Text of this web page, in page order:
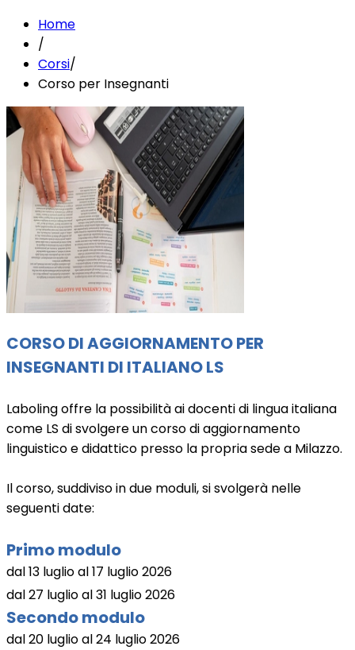
Home
/
Corsi/
Corso per Insegnanti
CORSO DI AGGIORNAMENTO PER
INSEGNANTI DI ITALIANO LS
Laboling offre la possibilità ai docenti di lingua italiana
come LS di svolgere un corso di aggiornamento
linguistico e didattico presso la propria sede a Milazzo.
Il corso, suddiviso in due moduli, si svolgerà nelle
seguenti date:
Primo modulo
dal 13 luglio al 17 luglio 2026
dal 27 luglio al 31 luglio 2026
Secondo modulo
dal 20 luglio al 24 luglio 2026